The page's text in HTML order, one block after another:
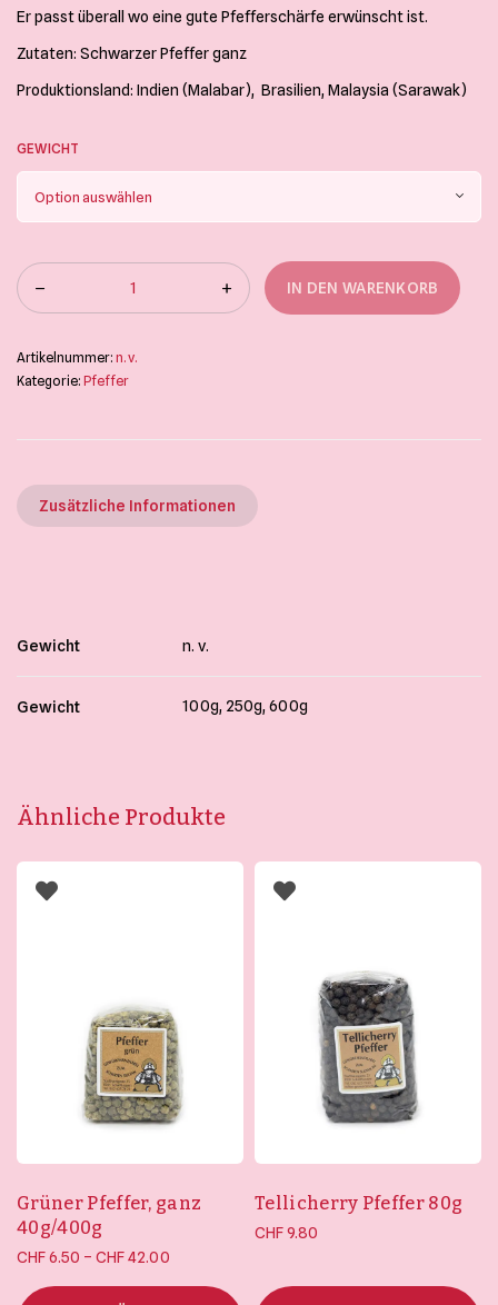
Er passt überall wo eine gute Pfefferschärfe erwünscht ist.
Zutaten: Schwarzer Pfeffer ganz
Produktionsland: Indien (Malabar), Brasilien, Malaysia (Sarawak)
GEWICHT
IN DEN WARENKORB
Artikelnummer: n. v.
Kategorie: Pfeffer
Zusätzliche Informationen
Gewicht n. v.
Gewicht 100g, 250g, 600g
Ähnliche Produkte
Grüner Pfeffer, ganz
40g/400g
CHF6.50 – CHF42.00
Tellicherry Pfeffer 80g
CHF9.80